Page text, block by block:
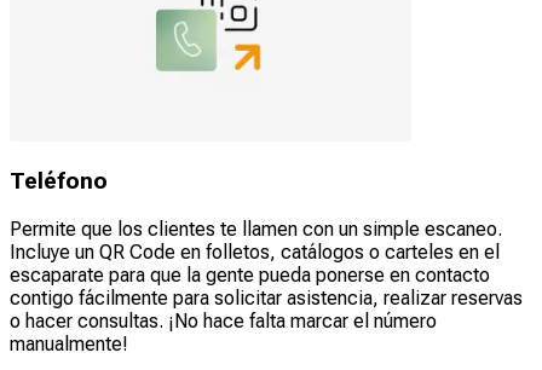
Teléfono
Permite que los clientes te llamen con un simple escaneo.
Incluye un QR Code en folletos, catálogos o carteles en el
escaparate para que la gente pueda ponerse en contacto
contigo fácilmente para solicitar asistencia, realizar reservas
o hacer consultas. ¡No hace falta marcar el número
manualmente!